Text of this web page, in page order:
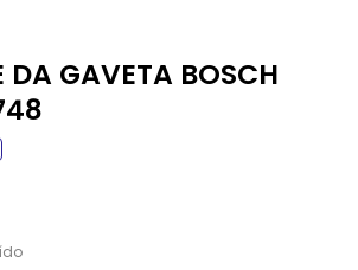
DA GAVETA BOSCH